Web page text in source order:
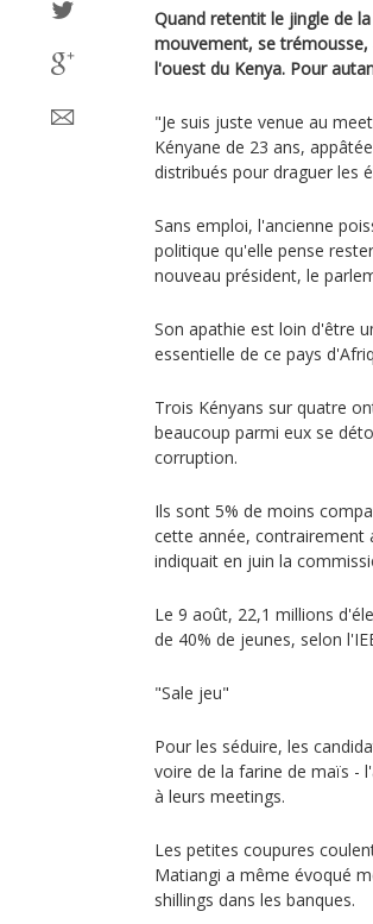
Quand retentit le jingle de
mouvement, se trémousse,
l'ouest du Kenya. Pour
"Je suis juste venue au
Kényane de 23 ans,
distribués pour draguer les
Sans emploi, l'ancienne
politique qu'elle pense
nouveau président, le
Son apathie est loin d'être
essentielle de ce pays
Trois Kényans sur quatre
beaucoup parmi eux se
corruption.
Ils sont 5% de moins
cette année, contrairement
indiquait en juin la
Le 9 août, 22,1 millions
de 40% de jeunes, selon
"Sale jeu"
Pour les séduire, les
voire de la farine de maïs -
à leurs meetings.
Les petites coupures
Matiangi a même évoqué
shillings dans les banques.